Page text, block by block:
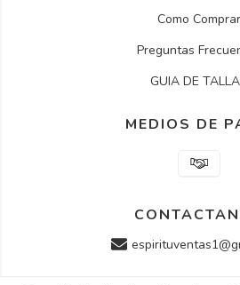
Como Comprar
Preguntas
GUIA DE
MEDIOS DE